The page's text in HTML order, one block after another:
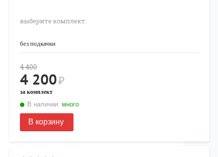
выберите комплект:
без подкачки
4 400
4 200₽
за комплект
В наличии: много
В корзину